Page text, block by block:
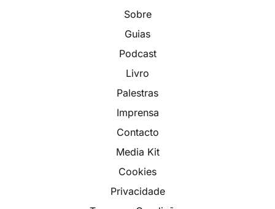
Sobre
Guias
Podcast
Livro
Palestras
Imprensa
Contacto
Media Kit
Cookies
Privacidade